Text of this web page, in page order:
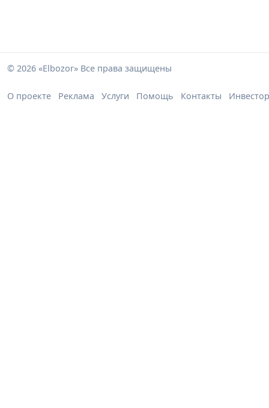
© 2026 «Elbozor» Все права защищены
О проекте Реклама Услуги Помощь Контакты